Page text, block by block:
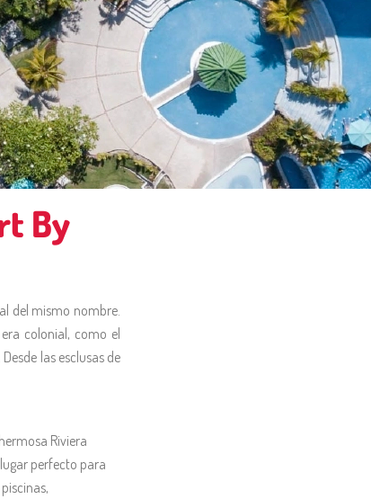
By
del mismo nombre.
colonial, como el
las esclusas de
Riviera
perfecto para